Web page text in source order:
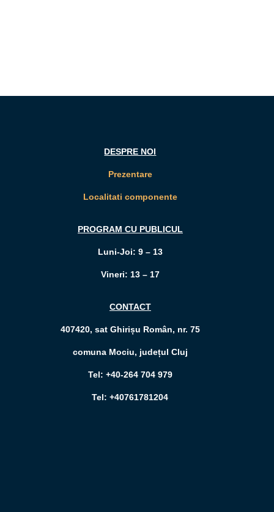
DESPRE NOI
Prezentare
Localitati componente
PROGRAM CU PUBLICUL
Luni-Joi: 9 – 13
Vineri: 13 – 17
CONTACT
407420, sat Ghirișu Român, nr. 75
comuna Mociu, județul Cluj
Tel: +40-264 704 979
Tel: +40761781204